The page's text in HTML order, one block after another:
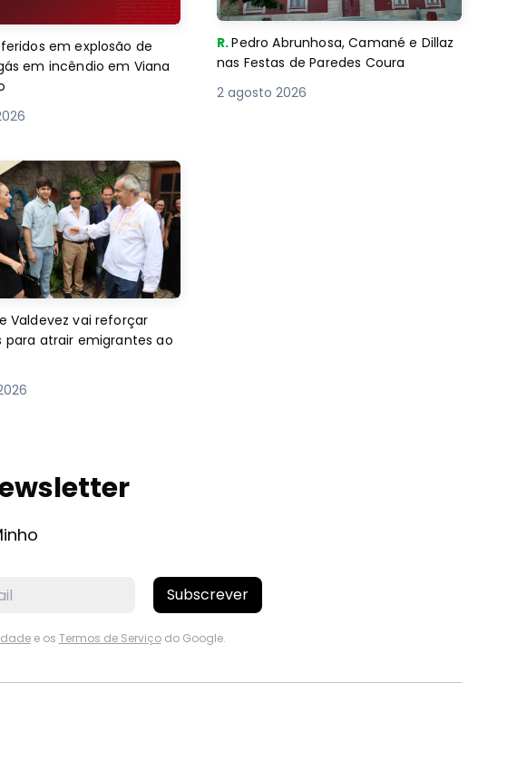
em explosão de
em incêndio em Viana
R.Pedro Abrunhosa, Camané e Dillaz
nas Festas de Paredes Coura
2 agosto 2026
Valdevez vai reforçar
para atrair emigrantes ao
Subscrever
e os Termos de Serviçodo Google.